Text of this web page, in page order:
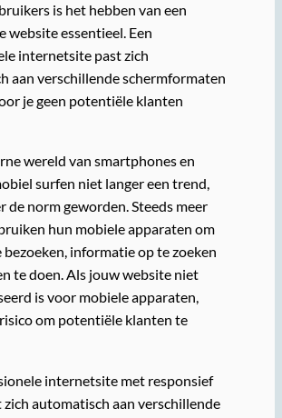
is het hebben van een
website essentieel. Een
internetsite past zich
aan verschillende schermformaten
je geen potentiële klanten
wereld van smartphones en
surfen niet langer een trend,
de norm geworden. Steeds meer
hun mobiele apparaten om
informatie op te zoeken
te doen. Als jouw website niet
is voor mobiele apparaten,
om potentiële klanten te
internetsite met responsief
zich automatisch aan verschillende